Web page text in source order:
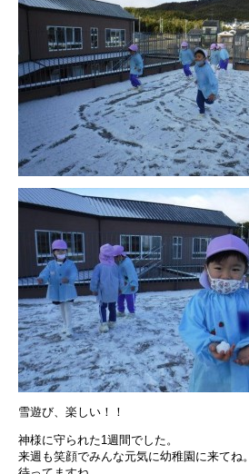
雪遊び、楽しい！！
神様に守られた1週間でした。
来週も笑顔でみんな元気に幼稚園に来てね。